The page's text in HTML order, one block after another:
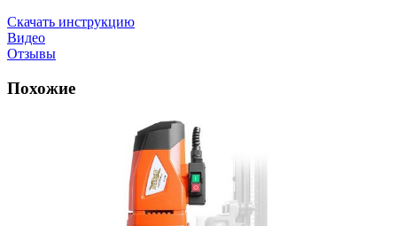
Скачать инструкцию
Видео
Отзывы
Похожие